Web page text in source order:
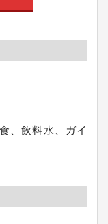
、飲料水、ガイ